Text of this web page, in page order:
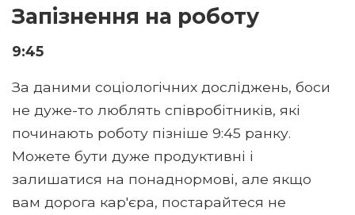
Запізнення на роботу
9:45
За даними соціологічних досліджень, боси
не дуже-то люблять співробітників, які
починають роботу пізніше 9:45 ранку.
Можете бути дуже продуктивні і
залишатися на понаднормові, але якщо
вам дорога кар'єра, постарайтеся не